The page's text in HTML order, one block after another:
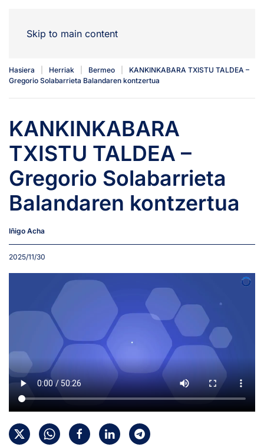
Skip to main content
Hasiera Herriak Bermeo
KANKINKABARA TXISTU TALDEA –
Gregorio Solabarrieta Balandaren kontzertua
KANKINKABARA
TXISTU TALDEA –
Gregorio Solabarrieta
Balandaren kontzertua
Iñigo Acha
2025/11/30